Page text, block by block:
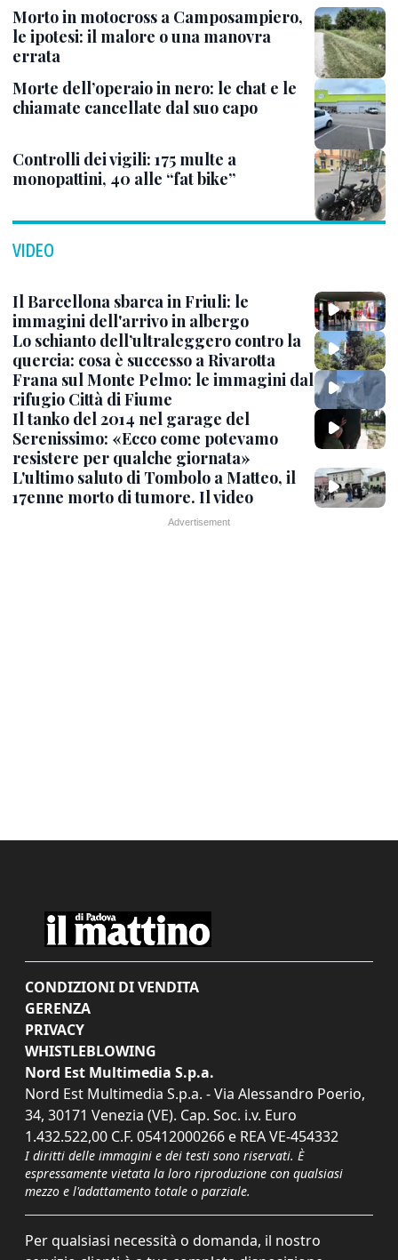
Morto in motocross a Camposampiero,
le ipotesi: il malore o una manovra
errata
Morte dell’operaio in nero: le chat e le
chiamate cancellate dal suo capo
Controlli dei vigili: 175 multe a
monopattini, 40 alle “fat bike”
VIDEO
Il Barcellona sbarca in Friuli: le
immagini dell'arrivo in albergo
Lo schianto dell’ultraleggero contro la
quercia: cosa è successo a Rivarotta
Frana sul Monte Pelmo: le immagini dal
rifugio Città di Fiume
Il tanko del 2014 nel garage del
Serenissimo: «Ecco come potevamo
resistere per qualche giornata»
L'ultimo saluto di Tombolo a Matteo, il
17enne morto di tumore. Il video
CONDIZIONI DI VENDITA
GERENZA
PRIVACY
WHISTLEBLOWING
Nord Est Multimedia S.p.a.
Nord Est Multimedia S.p.a. - Via Alessandro Poerio,
34, 30171 Venezia (VE). Cap. Soc. i.v. Euro
1.432.522,00 C.F. 05412000266 e REA VE-454332
I diritti delle immagini e dei testi sono riservati. È
espressamente vietata la loro riproduzione con qualsiasi
mezzo e l'adattamento totale o parziale.
Per qualsiasi necessità o domanda, il nostro